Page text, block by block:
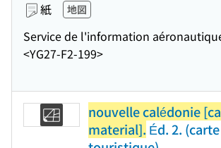
紙 地図
Service de l'information
<YG27-F2-199>
nouvelle calédonie
material]. Éd. 2. (carte